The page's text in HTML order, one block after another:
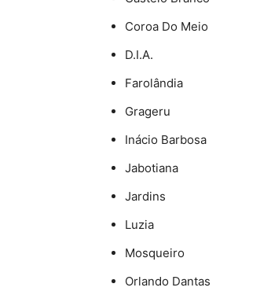
Coroa Do Meio
D.I.A.
Farolândia
Grageru
Inácio Barbosa
Jabotiana
Jardins
Luzia
Mosqueiro
Orlando Dantas